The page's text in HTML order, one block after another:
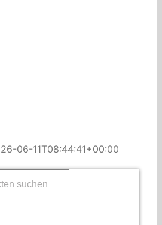
06-11T08:44:41+00:00